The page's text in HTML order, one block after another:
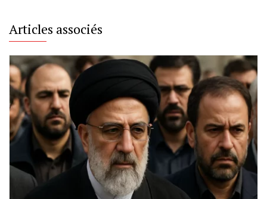
Articles associés